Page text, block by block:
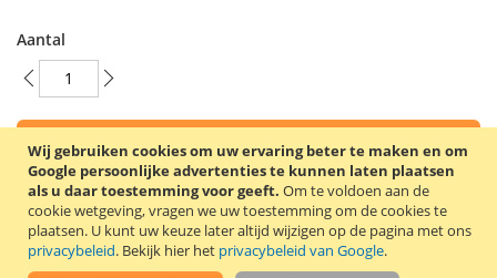
Wij gebruiken cookies om uw ervaring beter te maken en om
Google persoonlijke advertenties te kunnen laten plaatsen
als u daar toestemming voor geeft. Om te voldoen aan de
cookie wetgeving, vragen we uw toestemming om de cookies te
plaatsen. U kunt uw keuze later altijd wijzigen op de pagina met ons
privacybeleid. Bekijk hier het privacybeleid van Google.
Aantal
In Winkelwagen
VOEG TOE AAN VERLANGLIJST